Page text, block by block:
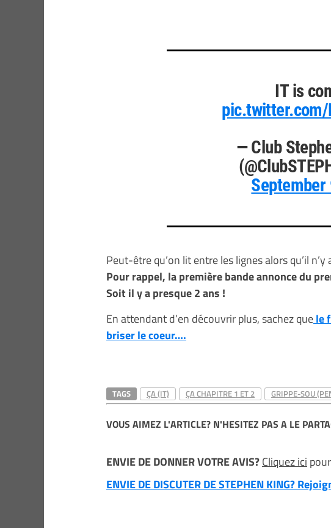
IT is
pic.twitter.com/
— Club
September
Peut-être qu’on lit entre les lignes alors qu’il
Pour rappel, la première bande annonce du
Soit il y a presque 2 ans !
En attendant d’en découvrir plus, sachez quele
briser le coeur….
TAGS ÇA (IT) ÇA CHAPITRE 1 ET 2 GRIPPE-SOU
VOUS AIMEZ L'ARTICLE? N'HESITEZ PAS A LE
ENVIE DE DONNER VOTRE AVIS?Cliquez ici
ENVIE DE DISCUTER DE STEPHEN KING?